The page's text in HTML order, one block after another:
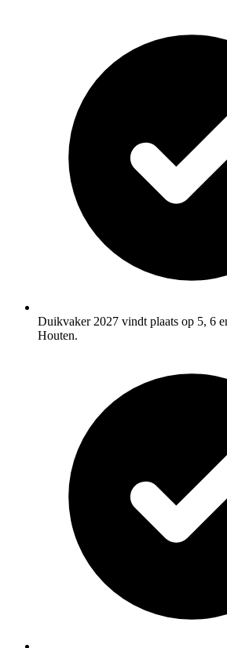
Duikvaker 2027 vindt plaats op 5, 6
Houten.